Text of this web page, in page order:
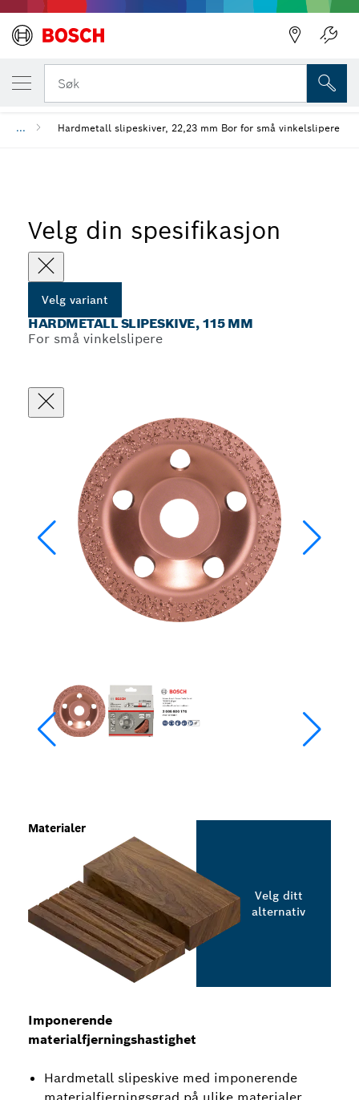
Søk
... Hardmetall slipeskiver, 22,23 mm Bor for små vinkelslipere
Velg din spesifikasjon
Velg variant
HARDMETALL SLIPESKIVE, 115 MM
For små vinkelslipere
Imponerende
materialfjerningshastighet
Hardmetall slipeskive med imponerende
Materialer
Velg ditt
alternativ
DIN VALGTE VARIANT
Hardmetall slipeskive, 115 mm